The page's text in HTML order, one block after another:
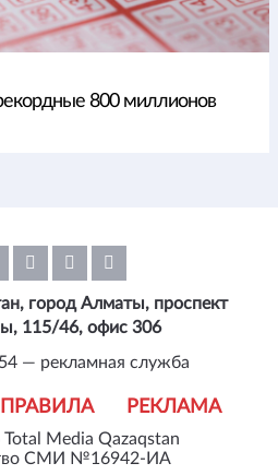
800 миллионов
Media Qazaqstan
СМИ №16942-ИА
ПРАВИЛА РЕКЛАМА
город Алматы, проспект
115/46, офис 306
— рекламная служба